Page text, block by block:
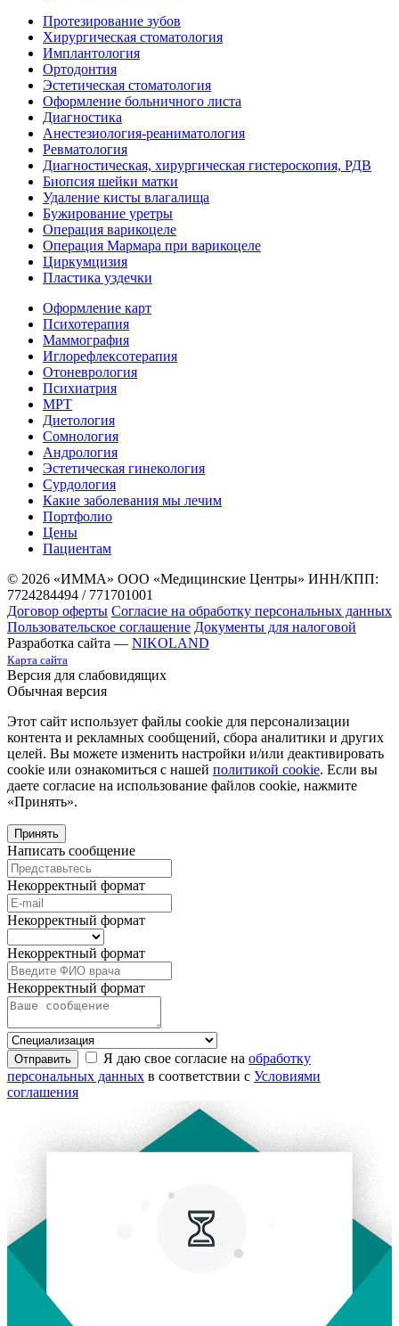
Протезирование зубов
Хирургическая стоматология
Имплантология
Ортодонтия
Эстетическая стоматология
Оформление больничного листа
Диагностика
Анестезиология-реаниматология
Ревматология
Диагностическая, хирургическая гистероскопия, РДВ
Биопсия шейки матки
Удаление кисты влагалища
Бужирование уретры
Операция варикоцеле
Операция Мармара при варикоцеле
Циркумцизия
Пластика уздечки
Оформление карт
Психотерапия
Маммография
Иглорефлексотерапия
Отоневрология
Психиатрия
МРТ
Диетология
Сомнология
Андрология
Эстетическая гинекология
Сурдология
Какие заболевания мы лечим
Портфолио
Цены
Пациентам
© 2026 «ИММА» ООО «Медицинские Центры» ИНН/КПП:
7724284494 / 771701001
Договор оферты Согласие на обработку персональных данных
Пользовательское соглашение Документы для налоговой
Разработка сайта — NIKOLAND
Карта сайта
Версия для слабовидящих
Обычная версия
Этот сайт использует файлы cookie для персонализации
контента и рекламных сообщений, сбора аналитики и других
целей. Вы можете изменить настройки и/или деактивировать
cookie или ознакомиться с нашей политикой cookie. Если вы
даете согласие на использование файлов cookie, нажмите
«Принять».
Принять
Написать сообщение
Некорректный формат
Некорректный формат
Некорректный формат
Некорректный формат
Отправить Я даю свое согласие на обработку
персональных данных в соответствии с Условиями
соглашения